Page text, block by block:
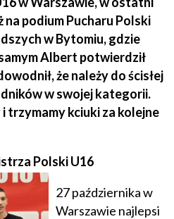
na podium Pucharu Polski
w Bytomiu, gdzie
Albert potwierdził
że należy do ścisłej
w swojej kategorii.
trzymamy kciuki za kolejne
Polski U16
27 października w
Warszawie najlepsi